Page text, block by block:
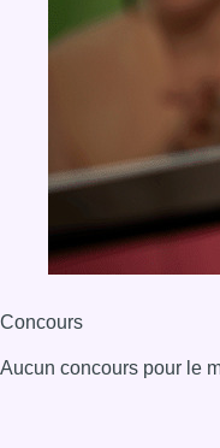
Concours
Aucun concours pour le